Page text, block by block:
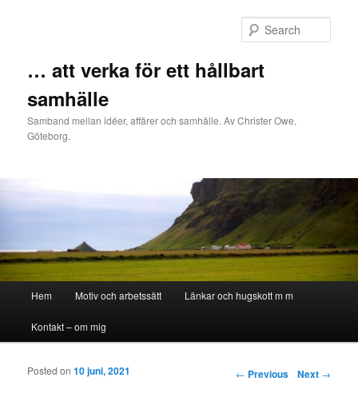
… att verka för ett hållbart
samhälle
Samband mellan idéer, affärer och samhälle. Av Christer Owe,
Göteborg.
Skip to primary content
Skip to secondary content
Hem Motiv och arbetssätt Länkar och hugskott m m
Kontakt – om mig
Post navigation
← Previous Next →
Posted on10 juni, 2021